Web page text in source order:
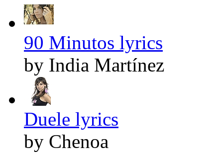
90 Minutos lyrics
by India Martínez
Duele lyrics
by Chenoa